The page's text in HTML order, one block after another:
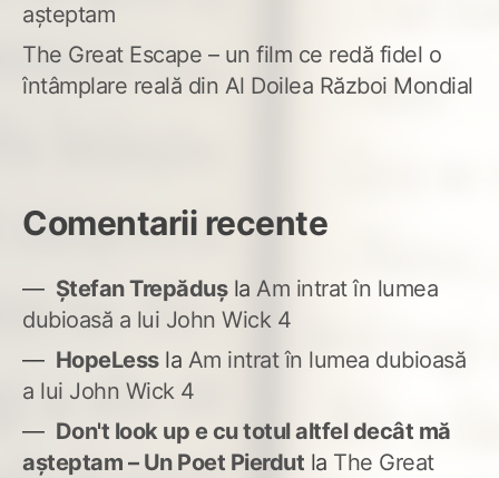
așteptam
The Great Escape – un film ce redă fidel o
întâmplare reală din Al Doilea Război Mondial
Comentarii recente
Ștefan Trepădușla Am intrat în lumea
dubioasă a lui John Wick 4
HopeLessla Am intrat în lumea dubioasă
a lui John Wick 4
Don't look up e cu totul altfel decât mă
așteptam – Un Poet Pierdut la The Great